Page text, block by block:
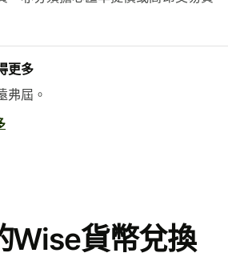
更多
弗屆。
Wise貨幣兌換